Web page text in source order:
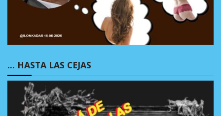
… HASTA LAS CEJAS